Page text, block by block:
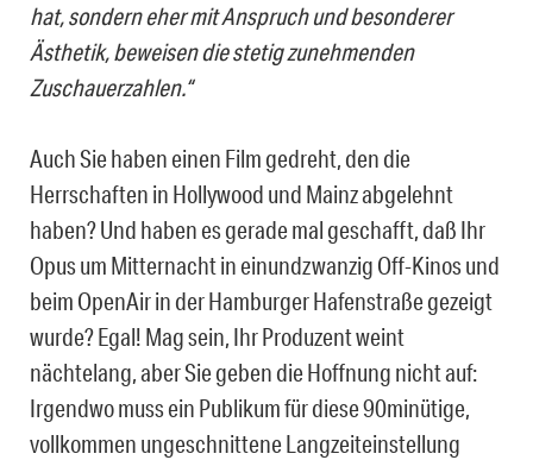
hat, sondern eher mit Anspruch und besonderer
Ästhetik, beweisen die stetig zunehmenden
Zuschauerzahlen.“
Auch Sie haben einen Film gedreht, den die
Herrschaften in Hollywood und Mainz abgelehnt
haben? Und haben es gerade mal geschafft, daß Ihr
Opus um Mitternacht in einundzwanzig Off-Kinos und
beim OpenAir in der Hamburger Hafenstraße gezeigt
wurde? Egal! Mag sein, Ihr Produzent weint
nächtelang, aber Sie geben die Hoffnung nicht auf:
Irgendwo muss ein Publikum für diese 90minütige,
vollkommen ungeschnittene Langzeiteinstellung